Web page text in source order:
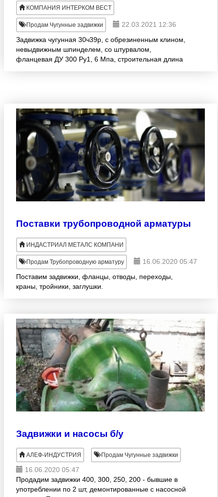
КОМПАНИЯ ИНТЕРКОМ ВЕСТ
Продам Чугунные задвижки
22.03.2021 12:36
Задвижка чугунная 30ч39р, с обрезиненным клином,
невыдвижным шпинделем, со штурвалом,
фланцевая ДУ 300 Ру1, 6 Мпа, строительная длина
Поставки трубопроводной арматуры
ИНДАСТРИАЛ МЕТАЛС КОМПАНИ
Продам Трубопроводную арматуру
16.06.2020 05:47
Поставим задвижки, фланцы, отводы, переходы,
краны, тройники, заглушки.
Задвижки и насосы б/у
АЛЕФ-ИНДУСТРИЯ Продам Чугунные задвижки
16.06.2020 05:47
Продадим задвижки 400, 300, 250, 200 - бывшие в
употреблении по 2 шт, демонтированные с насосной